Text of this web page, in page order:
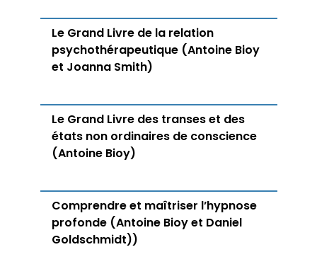
Le Grand Livre de la relation
psychothérapeutique (Antoine Bioy
et Joanna Smith)
Le Grand Livre des transes et des
états non ordinaires de conscience
(Antoine Bioy)
Comprendre et maîtriser l’hypnose
profonde (Antoine Bioy et Daniel
Goldschmidt))